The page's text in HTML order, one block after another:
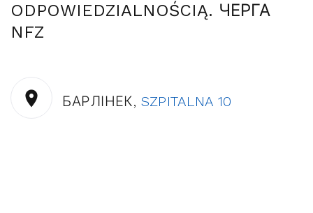
ODPOWIEDZIALNOŚCIĄ. ЧЕРГА
NFZ
БАРЛІНЕК, SZPITALNA 10